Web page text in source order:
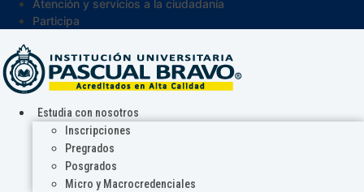
Atención y servicios a la ciudadanía
Participa
Estudia con nosotros
Inscripciones
Pregrados
Posgrados
Micro y Macrocredenciales